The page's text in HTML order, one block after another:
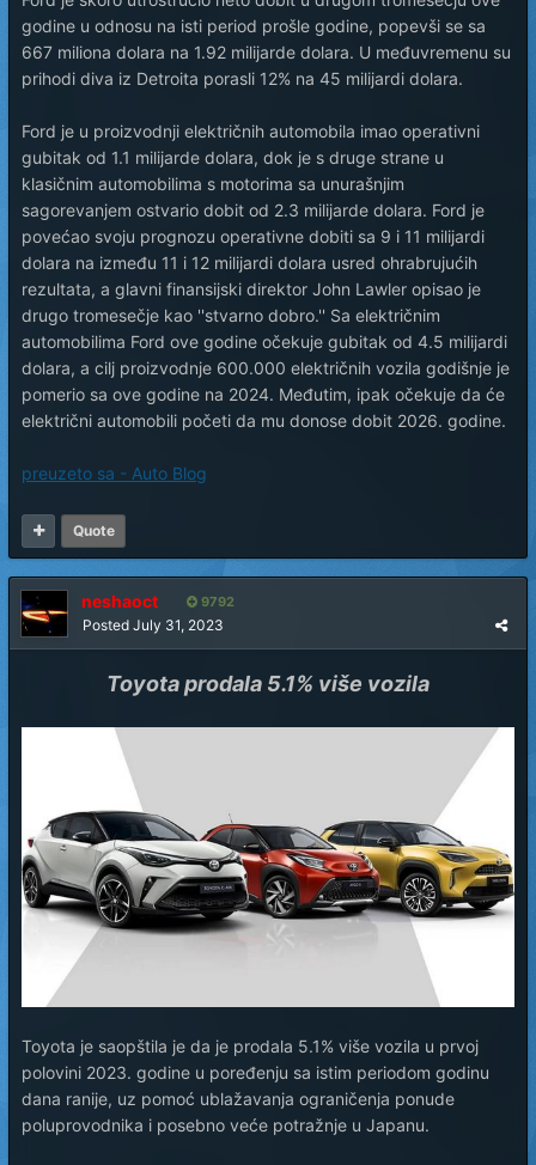
godine u odnosu na isti period prošle godine, popevši se sa
667 miliona dolara na 1.92 milijarde dolara. U međuvremenu su
prihodi diva iz Detroita porasli 12% na 45 milijardi dolara.
Ford je u proizvodnji električnih automobila imao operativni
gubitak od 1.1 milijarde dolara, dok je s druge strane u
klasičnim automobilima s motorima sa unurašnjim
sagorevanjem ostvario dobit od 2.3 milijarde dolara. Ford je
povećao svoju prognozu operativne dobiti sa 9 i 11 milijardi
dolara na između 11 i 12 milijardi dolara usred ohrabrujućih
rezultata, a glavni finansijski direktor John Lawler opisao je
drugo tromesečje kao ''stvarno dobro.'' Sa električnim
automobilima Ford ove godine očekuje gubitak od 4.5 milijardi
dolara, a cilj proizvodnje 600.000 električnih vozila godišnje je
pomerio sa ove godine na 2024. Međutim, ipak očekuje da će
električni automobili početi da mu donose dobit 2026. godine.
preuzeto sa - Auto Blog
Quote
neshaoct 9792
Posted July 31, 2023
Toyota prodala 5.1% više vozila
Toyota je saopštila je da je prodala 5.1% više vozila u prvoj
polovini 2023. godine u poređenju sa istim periodom godinu
dana ranije, uz pomoć ublažavanja ograničenja ponude
poluprovodnika i posebno veće potražnje u Japanu.